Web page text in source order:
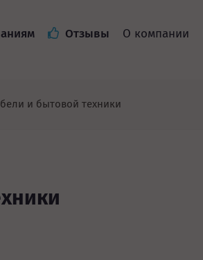
Отзывы О компании
и бытовой техники